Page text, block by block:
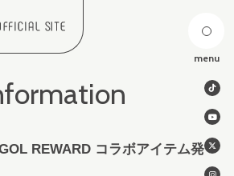
menu
REWARD コラボアイテム発